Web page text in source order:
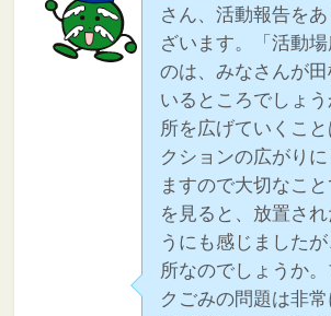
さん、活動報告を
ざいます。「活動
のは、みなさんが
いるところでしょ
所を広げていくこ
クションの広がり
ますので大切なこ
を見ると、放置さ
うにも感じました
所なのでしょうか
クごみの問題は非